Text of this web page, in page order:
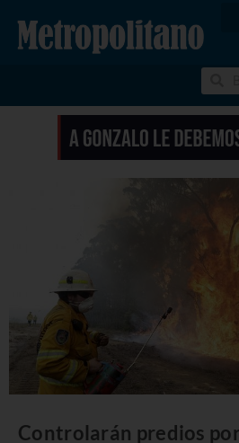
Controlarán predios